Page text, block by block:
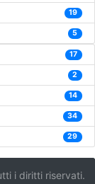
19
5
17
2
14
34
29
i diritti riservati.